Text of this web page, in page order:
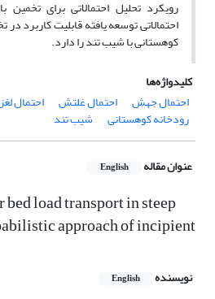
رویکرد تحلیل احتمالاتی برای
احتمالاتی توسعه یافته قابلیت کاربرد
کوهستانی با شیب تند را دارد.
کلیدواژه‌ها
احتمال جهش
احتمال غلتش احتمال
رودخانه کوهستانی شیب تند
عنوان مقاله English
load transport in steep
approach of incipient
نویسنده English